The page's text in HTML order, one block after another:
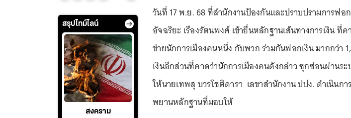
สรุปไทม์ไลน์
สงคราม
วันที่ 17 พ.ย. 68 ที่สำนักงานป้องกันและปราบปรามการฟอ
อัจฉริยะ เรืองรัตนพงศ์ เข้ายื่นหลักฐานเส้นทางการเงิน ที่ค
ข่ายนักการเมืองคนหนึ่ง กับพวก ร่วมกันฟอกเงิน มากกว่า
เงินอีกส่วนที่คาดว่านักการเมืองคนดังกล่าว ซุกซ่อนผ่านระ
ให้นายเทพสุ บวรโชติดารา เลขาสำนักงาน ปปง. ดำเนิน
พยานหลักฐานที่มอบให้